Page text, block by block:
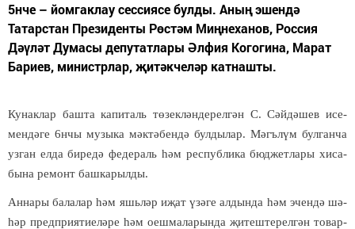
5нче – йомгаклау сессиясе булды. Аның эшендә
Татарстан Президенты Рөстәм Миңнеханов, Россия
Дәүләт Думасы депутатлары Әлфия Когогина, Марат
Бариев, министрлар, җитәкчеләр катнашты.
Ку­нак­лар баш­та ка­пи­таль тө­зек­лән­де­рел­гән С. Сәй­дә­шев исе­
мен­дә­ге 6нчы му­зы­ка мәк­тә­бен­дә бул­ды­лар. Мәгъ­лүм бул­ган­ча
уз­ган ел­да би­ре­дә фе­де­раль һәм рес­пуб­ли­ка бюд­жет­ла­ры хи­са­
бы­на ре­монт баш­ка­рыл­ды.
Ан­на­ры ба­ла­ларһәм яшь­ләр иҗатүзә­ге ал­дын­да һәм эчен­дә шә­
һәр пред­при­я­ти­е­лә­ре һәм оеш­ма­ла­рын­да җи­теш­те­рел­гән то­вар­